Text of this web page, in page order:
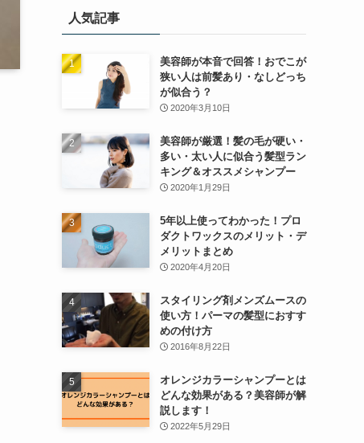
人気記事
美容師が本音で回答！おでこが
狭い人は前髪あり・なしどっち
が似合う？
2020年3月10日
美容師が厳選！髪の毛が硬い・
多い・太い人に似合う髪型ラン
キング＆オススメシャンプー
2020年1月29日
5年以上使ってわかった！プロ
ダクトワックスのメリット・デ
メリットまとめ
2020年4月20日
スタイリング剤メンズムースの
使い方！パーマの髪型におすす
めの付け方
2016年8月22日
オレンジカラーシャンプーとは
どんな効果がある？美容師が解
説します！
2022年5月29日